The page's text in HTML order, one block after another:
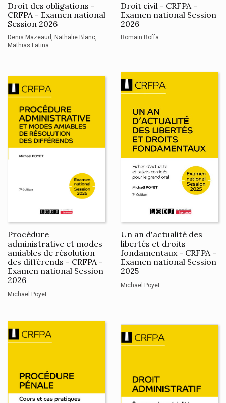
Droit des obligations -
CRFPA - Examen national
Session 2026
Denis Mazeaud
Nathalie Blanc
Mathias Latina
Droit civil - CRFPA -
Examen national Session
2026
Romain Boffa
Procédure
administrative et modes
amiables de résolution
des différends - CRFPA -
Examen national Session
2026
Michaël Poyet
Un an d'actualité des
libertés et droits
fondamentaux - CRFPA -
Examen national Session
2025
Michaël Poyet